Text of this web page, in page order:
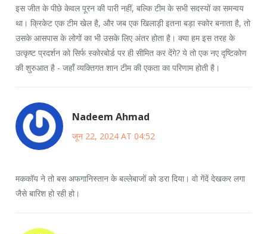
इस जीत के पीछे केवल पूरन की पारी नहीं, बल्कि टीम के सभी सदस्यों का समन्वय
था। क्रिकेट एक टीम खेल है, और जब एक खिलाड़ी इतना बड़ा स्कोर बनाता है, तो
उसके आसपास के लोगों का भी उसके लिए अंतर होता है। क्या हम इस तरह के
उत्कृष्ट प्रदर्शन को सिर्फ स्कोरबोर्ड पर ही सीमित कर देंगे? ये तो एक नए दृष्टिकोण
की शुरुआत है - जहाँ व्यक्तिगत शान टीम की एकता का परिणाम होती है।
Nadeem Ahmad
जून 22, 2024 AT 04:52
मककॉय ने तो बस अफगानिस्तान के बल्लेबाजों को डरा दिया। वो गेंदें देखकर लगा
जैसे बारिश हो रही हो।